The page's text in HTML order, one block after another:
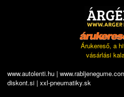
Árukereső, a
vásárlási
www.autolenti.hu |
diskont.si | xxl-pneumatiky.sk